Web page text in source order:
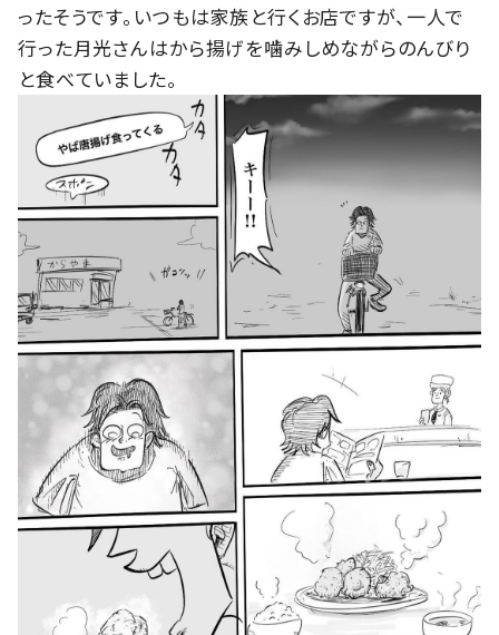
ったそうです。いつもは家族と行くお店ですが、一人で
行った月光さんはから揚げを噛みしめながらのんびり
と食べていました。